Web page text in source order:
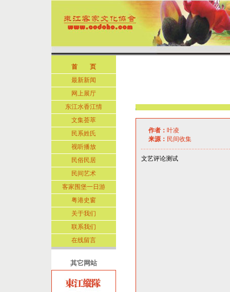
首 页
最新新闻
网上展厅
东江水香江情
文集荟萃
民系姓氏
视听播放
民俗民居
民间艺术
客家围堡一日游
粤港史窗
关于我们
联系我们
在线留言
其它网站
作者： 叶凌
来源： 民间收集
文艺评论测试